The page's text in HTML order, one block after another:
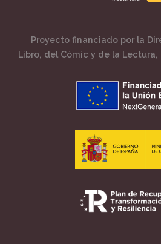
Proyecto financiado por la
Libro, del Cómic y de la